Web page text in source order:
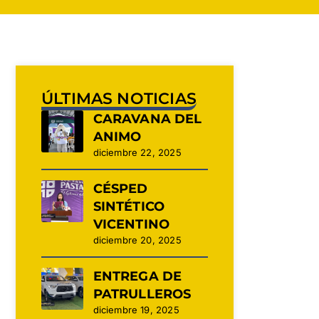
ÚLTIMAS NOTICIAS
CARAVANA DEL
ANIMO
diciembre 22, 2025
CÉSPED
SINTÉTICO
VICENTINO
diciembre 20, 2025
ENTREGA DE
PATRULLEROS
diciembre 19, 2025